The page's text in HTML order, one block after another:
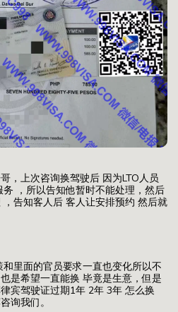
，上次咨询换驾驶后 因为LTO人员
，所以告知他暂时不能处理，然后
告知客人后 客人让安排预约 然后就
里面的官员要求一直也变化所以不
是希望一直能换 毕竟是生意，但是
宾驾驶证过期1年 2年 3年 怎么换
询我们。